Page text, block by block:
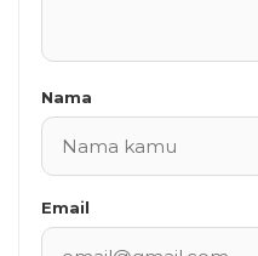
Nama
Email